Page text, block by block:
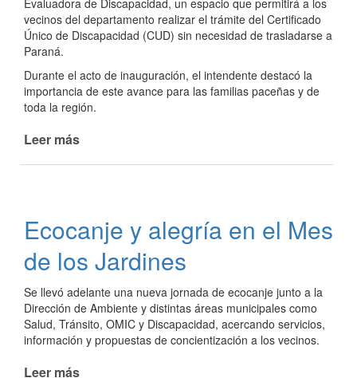
Evaluadora de Discapacidad, un espacio que permitirá a los
vecinos del departamento realizar el trámite del Certificado
Único de Discapacidad (CUD) sin necesidad de trasladarse a
Paraná.
Durante el acto de inauguración, el intendente destacó la
importancia de este avance para las familias paceñas y de
toda la región.
Leer más
Junta
Evaluadora
de
Ecocanje y alegría en el Mes
de los Jardines
Se llevó adelante una nueva jornada de ecocanje junto a la
Dirección de Ambiente y distintas áreas municipales como
Salud, Tránsito, OMIC y Discapacidad, acercando servicios,
información y propuestas de concientización a los vecinos.
Leer más